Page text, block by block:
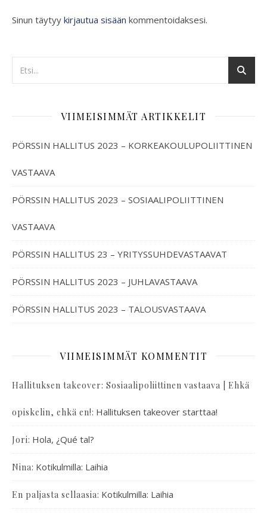
Sinun täytyy kirjautua sisään kommentoidaksesi.
VIIMEISIMMÄT ARTIKKELIT
PÖRSSIN HALLITUS 2023 – KORKEAKOULUPOLIITTINEN
VASTAAVA
PÖRSSIN HALLITUS 2023 – SOSIAALIPOLIITTINEN
VASTAAVA
PÖRSSIN HALLITUS 23 – YRITYSSUHDEVASTAAVAT
PÖRSSIN HALLITUS 2023 – JUHLAVASTAAVA
PÖRSSIN HALLITUS 2023 – TALOUSVASTAAVA
VIIMEISIMMÄT KOMMENTIT
Hallituksen takeover: Sosiaalipoliittinen vastaava | Ehkä
opiskelin, ehkä en!: Hallituksen takeover starttaa!
Jori: Hola, ¿Qué tal?
Nina: Kotikulmilla: Laihia
En paljasta sellaasia: Kotikulmilla: Laihia